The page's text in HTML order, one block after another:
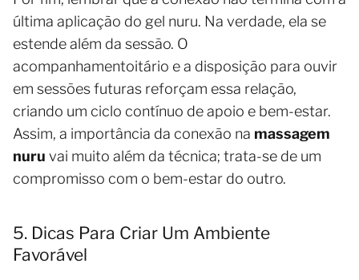
última aplicação do gel nuru. Na verdade, ela se
estende além da sessão. O
acompanhamentoitário e a disposição para ouvir
em sessões futuras reforçam essa relação,
criando um ciclo contínuo de apoio e bem-estar.
Assim, a importância da conexão na massagem
nuru vai muito além da técnica; trata-se de um
compromisso com o bem-estar do outro.
5. Dicas Para Criar Um Ambiente
Favorável